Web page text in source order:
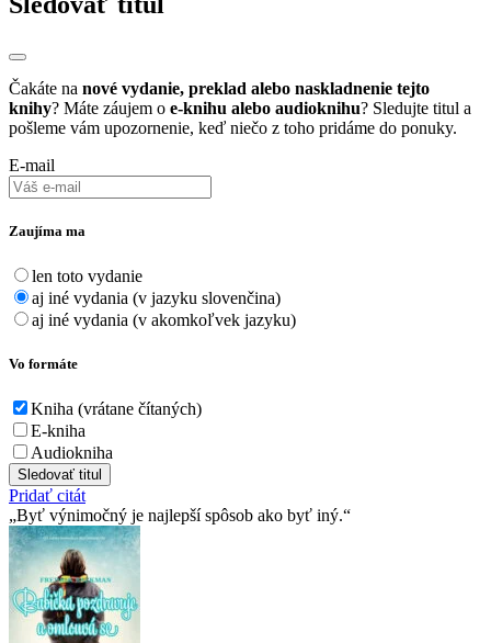
Čakáte na nové vydanie, preklad alebo naskladnenie tejto
knihy? Máte záujem o e-knihu alebo audioknihu? Sledujte titul a
pošleme vám upozornenie, keď niečo z toho pridáme do ponuky.
E-mail
Zaujíma ma
len toto vydanie
aj iné vydania (v jazyku slovenčina)
aj iné vydania (v akomkoľvek jazyku)
Vo formáte
Kniha (vrátane čítaných)
E-kniha
Audiokniha
Sledovať titul
Pridať citát
Byť výnimočný je najlepší spôsob ako byť iný.